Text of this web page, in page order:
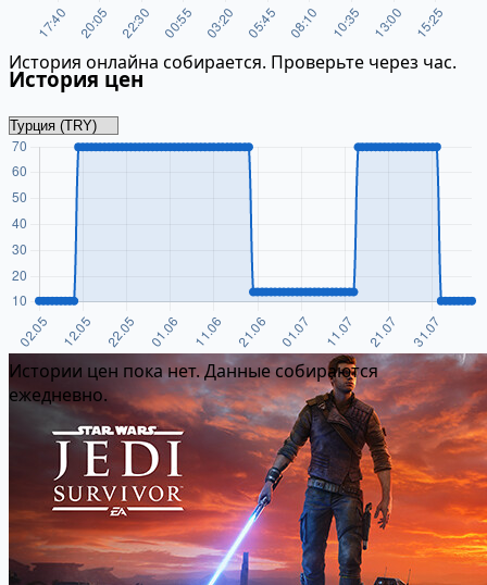
История онлайна собирается. Проверьте через час.
История цен
Истории цен пока нет. Данные собираются
ежедневно.